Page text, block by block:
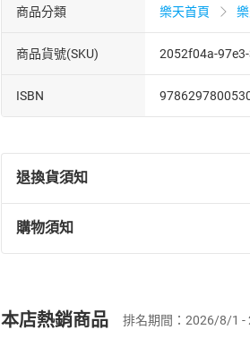
商品分類 樂天首頁
商品貨號(SKU) 2052f04a-
ISBN
退換貨須知
退換貨規定：
(一)依消費者保護法第19條第1
(二)消費者訂購本店鋪之商品
購物須知
本店熱銷商品 排名期間：2026/8/1